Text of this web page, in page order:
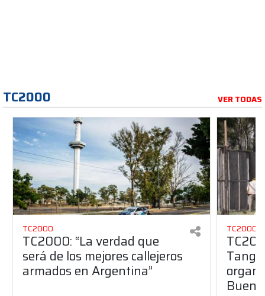
TC2000 VER TODAS
TC2000
TC2000: “La verdad que
será de los mejores callejeros
armados en Argentina”
TC2000